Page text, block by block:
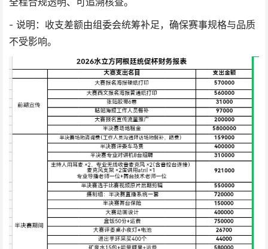
- 说明：收支差额由组委会统筹补足，确保赛事规格与品质
不受影响。